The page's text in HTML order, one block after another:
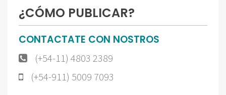
¿CÓMO PUBLICAR?
CONTACTATE CON NOSTROS
(+54-11) 4803 2389
(+54-911) 5009 7093